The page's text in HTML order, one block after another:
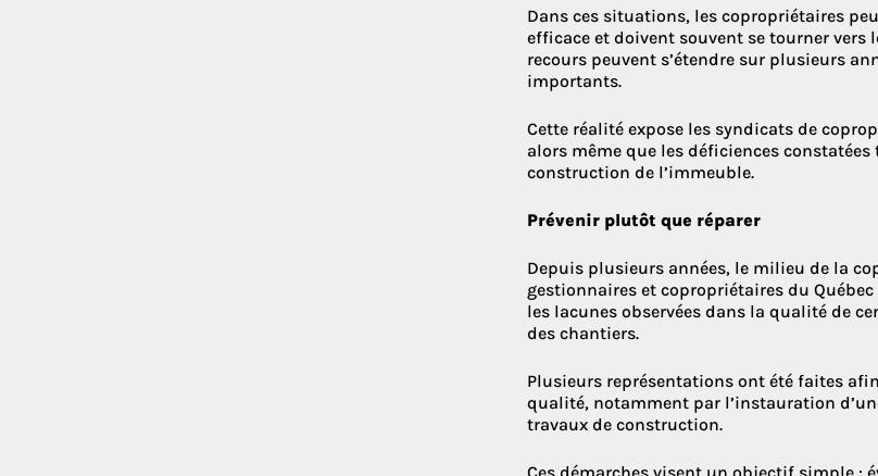
Dans ces situations, les copropriétaires
efficace et doivent souvent se tourner
recours peuvent s’étendre sur plusieurs
importants.
Cette réalité expose les syndicats de
alors même que les déficiences
construction de l’immeuble.
Prévenir plutôt que réparer
Depuis plusieurs années, le milieu de la
gestionnaires et copropriétaires du
les lacunes observées dans la qualité de
des chantiers.
Plusieurs représentations ont été faites
qualité, notamment par l’instauration
travaux de construction.